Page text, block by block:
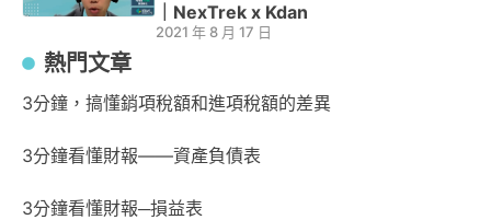
｜NexTrek x Kdan
2021 年 8 月 17 日
熱門文章
3分鐘，搞懂銷項稅額和進項稅額的差異
3分鐘看懂財報——資產負債表
3分鐘看懂財報─損益表